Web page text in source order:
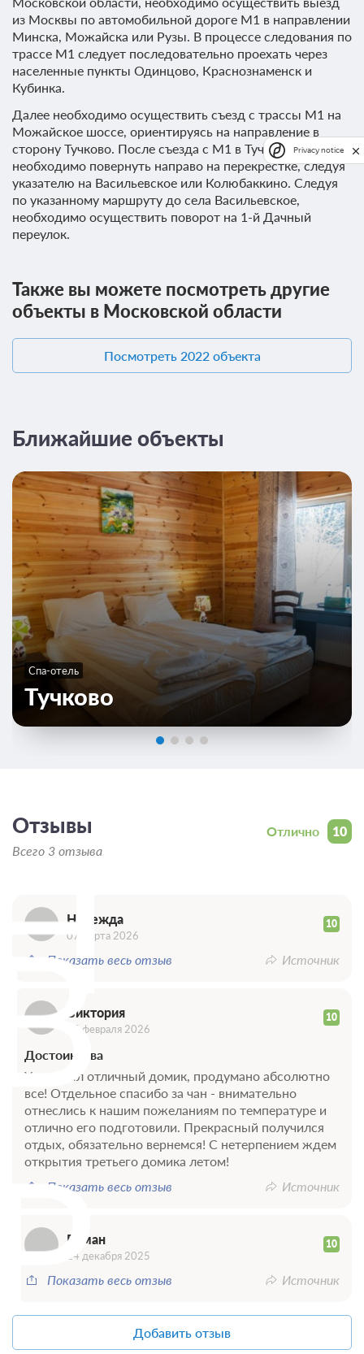
из Москвы по автомобильной дороге М1 в направлении
Минска, Можайска или Рузы. В процессе следования по
трассе М1 следует последовательно проехать через
населенные пункты Одинцово, Краснознаменск и
Кубинка.
Далее необходимо осуществить съезд с трассы М1 на
Можайское шоссе, ориентируясь на направление в
сторону Тучково. После съезда с М1 в Тучково
необходимо повернуть направо на перекрестке, следуя
указателю на Васильевское или Колюбаккино. Следуя
по указанному маршруту до села Васильевское,
необходимо осуществить поворот на 1-й Дачный
переулок.
Также вы можете посмотреть другие
объекты в Московской области
Посмотреть 2022 объекта
Ближайшие объекты
Спа-отель
Тучково
10
Отлично
Отзывы
Всего 3 отзыва
Надежда 10
07 марта 2026
Показать весь отзыв Источник
Виктория 10
15 февраля 2026
Достоинства
У нас был отличный домик, продумано абсолютно
все! Отдельное спасибо за чан - внимательно
отнеслись к нашим пожеланиям по температуре и
отлично его подготовили. Прекрасный получился
отдых, обязательно вернемся! С нетерпением ждем
открытия третьего домика летом!
Показать весь отзыв
Источник
Роман 10
24 декабря 2025
Показать весь отзыв Источник
Добавить отзыв
Privacy notice